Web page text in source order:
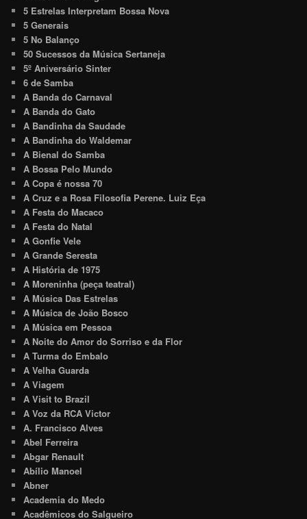
5 Estrelas Interpretam Bossa Nova
5 Generais
5 No Balanço
50 Sucessos da Música Sertaneja
5º Aniversário Sinter
6 de Samba
A Banda do Carnaval
A Banda do Gato
A Bandinha da Saudade
A Bandinha do Waldemar
A Bienal do Samba
A Bossa Pelo Mundo
A Copa é nossa 70
A Cruz e a Rosa Filosofia Perene. Luiz Eça
A Festa do Macaco
A Festa do Natal
A Gonfie Vele
A Grande Seresta
A História de 1975
A Moreninha (peça teatral)
A Música Das Estrelas
A Música de João Bosco
A Música em Pessoa
A Noite do Amor do Sorriso e da Flor
A Turma do Embalo
A Velha Guarda
A Viagem
A Visit to Brazil
A Voz da RCA Victor
A. Francisco Alves
Abel Ferreira
Abgar Renault
Abílio Manoel
Abner
Academia do Medo
Acadêmicos do Salgueiro